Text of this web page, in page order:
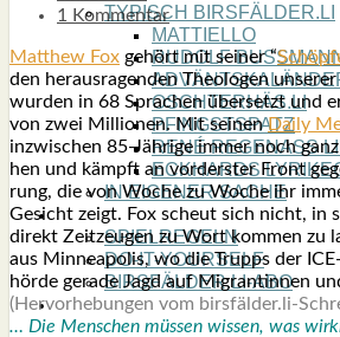
TYPISCH BIRSFÄLDER.LI
MATTIELLO
RUDOLF
OSCHTERHÄS.LI
PFINGST­SPATZ
RENÉ REGEN­ASS
ECK­HARDS
IN EIGE­NER SACHE
SO GOOT’S
SPIEL­RE­GELN
DO-IT-YOUR­S­ELF
BIRSFÄLDER.LI-ABO
SHOUT­BOX
1 Kommentar
Matthew Fox gehört mit sei­ner “
den her­aus­ra­gen­den Theo­lo­gen
wur­den in 68 Spra­chen über­setzt und
von zwei Mil­lio­nen. Mit sei­nenDai­ly
inzwi­schen 85-Jäh­ri­ge immer noch
hen und kämpft an vor­ders­ter Front
rung, die von Woche zu Woche ihr
Gesicht zeigt. Fox scheut sich nicht, in
direkt Zeit­zeu­gen zu Wort kom­men zu
aus Min­nea­po­lis, wo die Trupps der
hör­de gera­de Jagd auf Migran­tin­nen
(Her­vor­he­bun­gen vom birsfälder.li-
… Die Men­schen müs­sen wis­sen, was